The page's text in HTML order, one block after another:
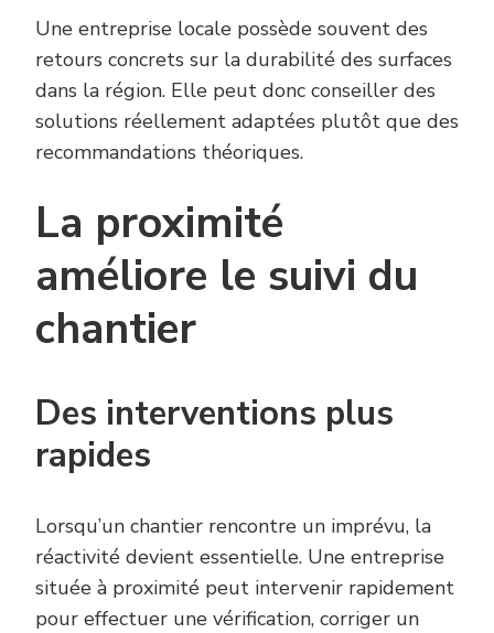
Une entreprise locale possède souvent des
retours concrets sur la durabilité des surfaces
dans la région. Elle peut donc conseiller des
solutions réellement adaptées plutôt que des
recommandations théoriques.
La proximité
améliore le suivi du
chantier
Des interventions plus
rapides
Lorsqu’un chantier rencontre un imprévu, la
réactivité devient essentielle. Une entreprise
située à proximité peut intervenir rapidement
pour effectuer une vérification, corriger un